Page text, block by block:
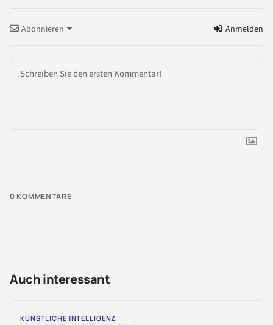
Abonnieren Anmelden
0 KOMMENTARE
Auch interessant
KÜNSTLICHE INTELLIGENZ